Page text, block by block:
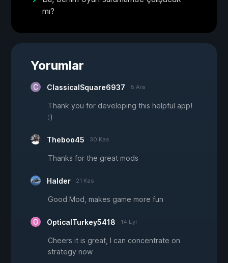
mı?
Yorumlar
ClassicalSquare6937 8 Ara
Thank you for developing this helpful app!
:)
Theboo45 30 Kas
Thanks for the great mods
Halder 21 Kas
Good Mod, makes game more fun
OpticalTurkey5418 14 Eyl
Cheers it is great, I can concentrate on
strategy now